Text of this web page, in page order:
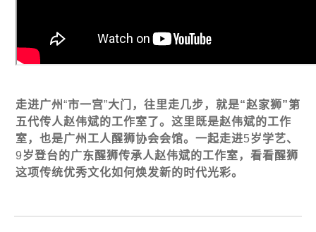
走进广州 “市一宫”大 门 ，往里走几步，就是“赵家狮”第
五代传人赵伟斌的工作室了。 这里既是赵伟斌的工作
室，也是广州工人醒狮协会会馆。一起走进5岁学艺、
9岁登台的广东醒狮传承人赵伟斌的工作室，看看醒狮
这项传统优秀文化如何 焕发新的 时代光彩。